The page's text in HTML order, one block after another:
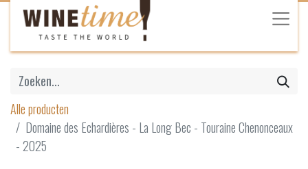
Alle producten
Domaine des Echardières - La Long Bec - Touraine Chenonceaux
- 2025